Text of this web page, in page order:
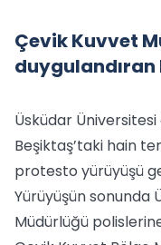
Çevik Kuvvet
Üsküdar
Beşiktaş’taki hain
protesto yürüyüşü
Yürüyüşün sonunda
Müdürlüğü